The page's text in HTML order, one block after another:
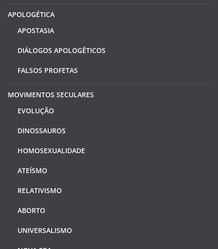
APOLOGÉTICA
APOSTASIA
DIÁLOGOS APOLOGÊTICOS
FALSOS PROFETAS
MOVIMENTOS SECULARES
EVOLUÇÃO
DINOSSAUROS
HOMOSEXUALIDADE
ATEÍSMO
RELATIVISMO
ABORTO
UNIVERSALISMO